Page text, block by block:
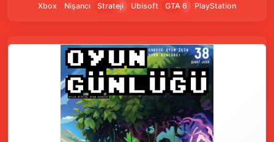
Xbox
Nişancı Strateji Ubisoft GTA 6 PlayStation